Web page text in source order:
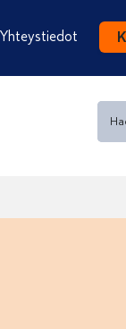
Yhteystiedot